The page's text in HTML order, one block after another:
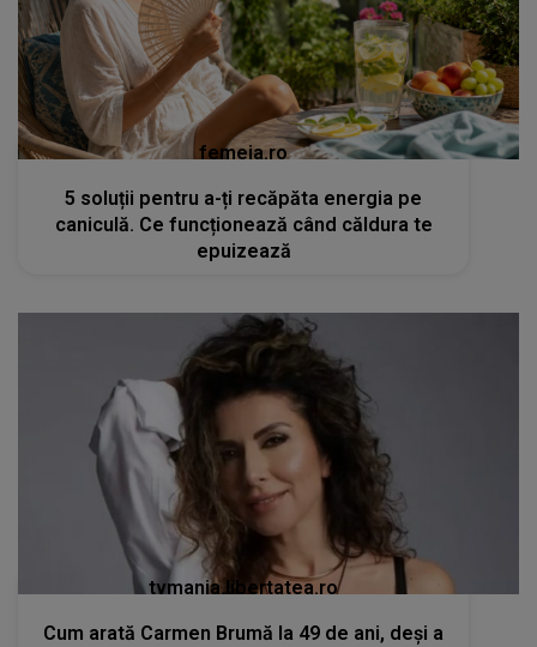
femeia.ro
5 soluții pentru a-ți recăpăta energia pe
caniculă. Ce funcționează când căldura te
epuizează
tvmania.libertatea.ro
Cum arată Carmen Brumă la 49 de ani, deși a